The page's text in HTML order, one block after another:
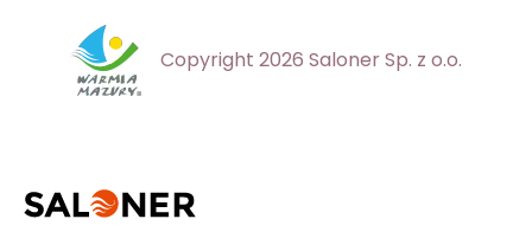
Copyright 2026 Saloner Sp. z o.o.